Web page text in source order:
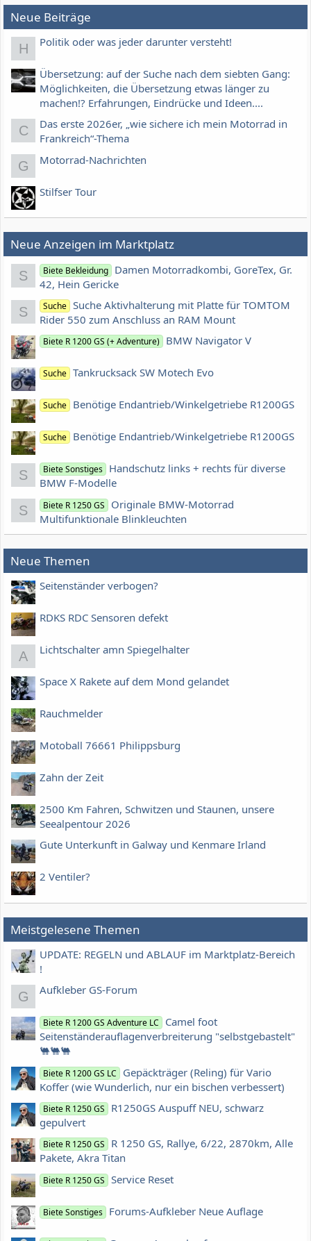
Neue Beiträge
H Politik oder was jeder darunter versteht!
Übersetzung: auf der Suche nach dem siebten Gang:
Möglichkeiten, die Übersetzung etwas länger zu
machen!? Erfahrungen, Eindrücke und Ideen....
C
Das erste 2026er, „wie sichere ich mein Motorrad in
Frankreich“-Thema
G Motorrad-Nachrichten
Stilfser Tour
Neue Anzeigen im Marktplatz
S Biete Bekleidung Damen Motorradkombi, GoreTex, Gr.
42, Hein Gericke
S Suche Suche Aktivhalterung mit Platte für TOMTOM
Rider 550 zum Anschluss an RAM Mount
Biete R 1200 GS (+ Adventure) BMW Navigator V
Suche Tankrucksack SW Motech Evo
Suche Benötige Endantrieb/Winkelgetriebe R1200GS
Suche Benötige Endantrieb/Winkelgetriebe R1200GS
S Biete Sonstiges Handschutz links + rechts für diverse
BMW F-Modelle
S Biete R 1250 GS
Originale BMW-Motorrad
Multifunktionale Blinkleuchten
Neue Themen
Seitenständer verbogen?
RDKS RDC Sensoren defekt
A Lichtschalter amn Spiegelhalter
Space X Rakete auf dem Mond gelandet
Rauchmelder
Motoball 76661 Philippsburg
Zahn der Zeit
2500 Km Fahren, Schwitzen und Staunen, unsere
Seealpentour 2026
Gute Unterkunft in Galway und Kenmare Irland
2 Ventiler?
Meistgelesene Themen
UPDATE: REGELN und ABLAUF im Marktplatz-Bereich
!
G Aufkleber GS-Forum
Biete R 1200 GS Adventure LC
Camel foot
Seitenständerauflagenverbreiterung "selbstgebastelt"
🐫🐫🐫
Biete R 1200 GS LC
Gepäckträger (Reling) für Vario
Koffer (wie Wunderlich, nur ein bischen verbessert)
Biete R 1250 GS
R1250GS Auspuff NEU, schwarz
gepulvert
Biete R 1250 GS
R 1250 GS, Rallye, 6/22, 2870km, Alle
Pakete, Akra Titan
Biete R 1250 GS Service Reset
Biete Sonstiges Forums-Aufkleber Neue Auflage